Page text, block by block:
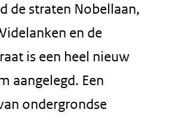
de straten Nobellaan,
en de
is een heel nieuw
aangelegd. Een
ondergrondse